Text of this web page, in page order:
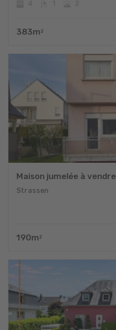
383m 2
Maison jumelée à vendre
Strassen
190m 2